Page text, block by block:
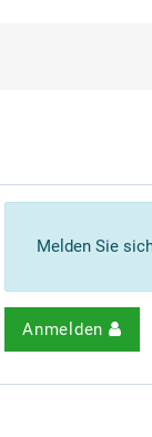
Melden Sie
Anmelden